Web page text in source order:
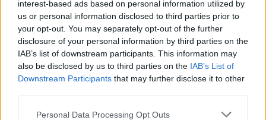
interest-based ads based on personal information utilized by
us or personal information disclosed to third parties prior to
your opt-out. You may separately opt-out of the further
disclosure of your personal information by third parties on the
IAB’s list of downstream participants. This information may
also be disclosed by us to third parties on the IAB’s List of
Downstream Participants that may further disclose it to other
Please note that this website/app uses one or more Google
Personal Data Processing Opt Outs